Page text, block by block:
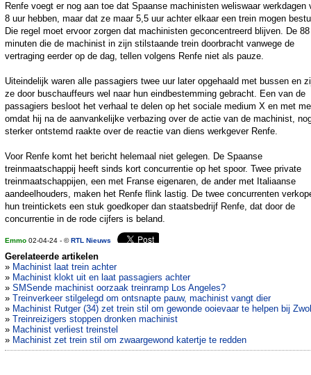
Renfe voegt er nog aan toe dat Spaanse machinisten weliswaar werkdagen
8 uur hebben, maar dat ze maar ​​5,5 uur achter elkaar een trein mogen
Die regel moet ervoor zorgen dat machinisten geconcentreerd blijven. De 88
minuten die de machinist in zijn stilstaande trein doorbracht vanwege de
vertraging eerder op de dag, tellen volgens Renfe niet als pauze.
Uiteindelijk waren alle passagiers twee uur later opgehaald met bussen en
ze door buschauffeurs wel naar hun eindbestemming gebracht. Een van de
passagiers besloot het verhaal te delen op het sociale medium X en met
omdat hij na de aanvankelijke verbazing over de actie van de machinist,
sterker ontstemd raakte over de reactie van diens werkgever Renfe.
Voor Renfe komt het bericht helemaal niet gelegen. De Spaanse
treinmaatschappij heeft sinds kort concurrentie op het spoor. Twee private
treinmaatschappijen, een met Franse eigenaren, de ander met Italiaanse
aandeelhouders, maken het Renfe flink lastig. De twee concurrenten
hun treintickets een stuk goedkoper dan staatsbedrijf Renfe, dat door de
concurrentie in de rode cijfers is beland.
Emmo 02-04-24 - ©RTL Nieuws
Gerelateerde artikelen
» Machinist laat trein achter
» Machinist klokt uit en laat passagiers achter
» SMSende machinist oorzaak treinramp Los Angeles?
» Treinverkeer stilgelegd om ontsnapte pauw, machinist vangt dier
» Machinist Rutger (34) zet trein stil om gewonde ooievaar te helpen bij
» Treinreizigers stoppen dronken machinist
» Machinist verliest treinstel
» Machinist zet trein stil om zwaargewond katertje te redden